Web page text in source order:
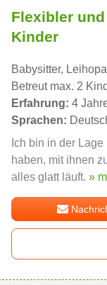
Flexibler
Kinder
Babysitter, Leihopa
Betreut max. 2
Erfahrung: 4
Sprachen:
Ich bin in der
haben, mit ihnen
alles glatt läuft. »